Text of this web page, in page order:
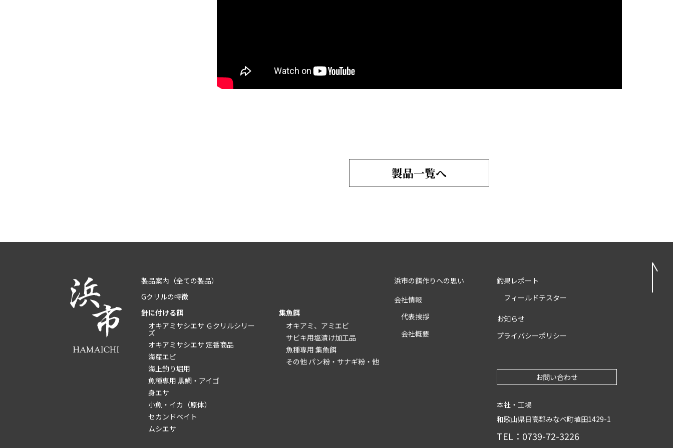
製品一覧へ
製品案内 （全ての製品）
Gクリルの特徴
針に付ける餌
オキアミサシエサ Ｇクリルシリー
ズ
オキアミサシエサ 定番商品
海産エビ
海上釣り堀用
魚種専用 黒鯛・アイゴ
身エサ
小魚・イカ（原体）
セカンドベイト
ムシエサ
集魚餌
オキアミ、アミエビ
サビキ用塩漬け加工品
魚種専用 集魚餌
その他 パン粉・サナギ粉・他
浜市の餌作りへの思い
会社情報
代表挨拶
会社概要
釣果レポート
フィールドテスター
お知らせ
プライバシーポリシー
お問い合わせ
本社・工場
和歌山県日高郡みなべ町埴田1429-1
TEL：0739-72-3226